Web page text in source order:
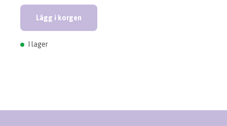
Lägg i korgen
I lager